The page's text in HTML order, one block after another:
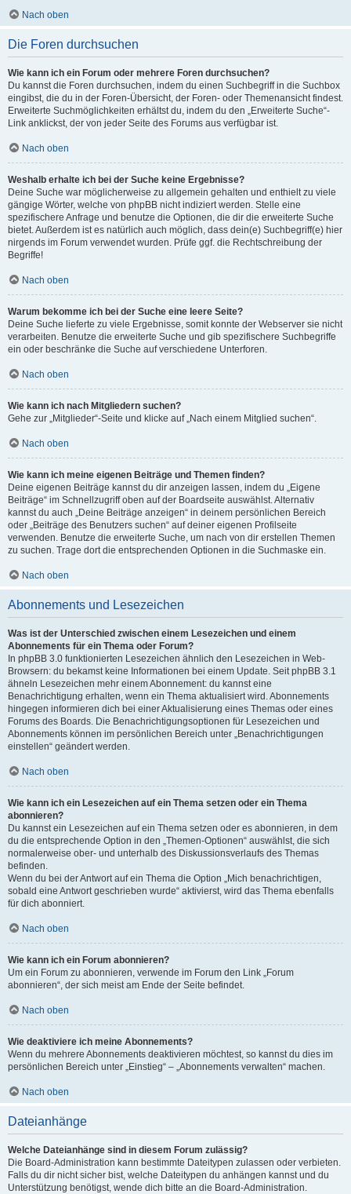
Nach oben
Die Foren durchsuchen
Wie kann ich ein Forum oder mehrere Foren durchsuchen?
Du kannst die Foren durchsuchen, indem du einen Suchbegriff in die Suchbox
eingibst, die du in der Foren-Übersicht, der Foren- oder Themenansicht findest.
Erweiterte Suchmöglichkeiten erhältst du, indem du den „Erweiterte Suche“-
Link anklickst, der von jeder Seite des Forums aus verfügbar ist.
Nach oben
Weshalb erhalte ich bei der Suche keine Ergebnisse?
Deine Suche war möglicherweise zu allgemein gehalten und enthielt zu viele
gängige Wörter, welche von phpBB nicht indiziert werden. Stelle eine
spezifischere Anfrage und benutze die Optionen, die dir die erweiterte Suche
bietet. Außerdem ist es natürlich auch möglich, dass dein(e) Suchbegriff(e) hier
nirgends im Forum verwendet wurden. Prüfe ggf. die Rechtschreibung der
Begriffe!
Nach oben
Warum bekomme ich bei der Suche eine leere Seite?
Deine Suche lieferte zu viele Ergebnisse, somit konnte der Webserver sie nicht
verarbeiten. Benutze die erweiterte Suche und gib spezifischere Suchbegriffe
ein oder beschränke die Suche auf verschiedene Unterforen.
Nach oben
Wie kann ich nach Mitgliedern suchen?
Gehe zur „Mitglieder“-Seite und klicke auf „Nach einem Mitglied suchen“.
Nach oben
Wie kann ich meine eigenen Beiträge und Themen finden?
Deine eigenen Beiträge kannst du dir anzeigen lassen, indem du „Eigene
Beiträge“ im Schnellzugriff oben auf der Boardseite auswählst. Alternativ
kannst du auch „Deine Beiträge anzeigen“ in deinem persönlichen Bereich
oder „Beiträge des Benutzers suchen“ auf deiner eigenen Profilseite
verwenden. Benutze die erweiterte Suche, um nach von dir erstellen Themen
zu suchen. Trage dort die entsprechenden Optionen in die Suchmaske ein.
Nach oben
Abonnements und Lesezeichen
Was ist der Unterschied zwischen einem Lesezeichen und einem
Abonnements für ein Thema oder Forum?
In phpBB 3.0 funktionierten Lesezeichen ähnlich den Lesezeichen in Web-
Browsern: du bekamst keine Informationen bei einem Update. Seit phpBB 3.1
ähneln Lesezeichen mehr einem Abonnement: du kannst eine
Benachrichtigung erhalten, wenn ein Thema aktualisiert wird. Abonnements
hingegen informieren dich bei einer Aktualisierung eines Themas oder eines
Forums des Boards. Die Benachrichtigungsoptionen für Lesezeichen und
Abonnements können im persönlichen Bereich unter „Benachrichtigungen
einstellen“ geändert werden.
Nach oben
Wie kann ich ein Lesezeichen auf ein Thema setzen oder ein Thema
abonnieren?
Du kannst ein Lesezeichen auf ein Thema setzen oder es abonnieren, in dem
du die entsprechende Option in den „Themen-Optionen“ auswählst, die sich
normalerweise ober- und unterhalb des Diskussionsverlaufs des Themas
befinden.
Wenn du bei der Antwort auf ein Thema die Option „Mich benachrichtigen,
sobald eine Antwort geschrieben wurde“ aktivierst, wird das Thema ebenfalls
für dich abonniert.
Nach oben
Wie kann ich ein Forum abonnieren?
Um ein Forum zu abonnieren, verwende im Forum den Link „Forum
abonnieren“, der sich meist am Ende der Seite befindet.
Nach oben
Wie deaktiviere ich meine Abonnements?
Wenn du mehrere Abonnements deaktivieren möchtest, so kannst du dies im
persönlichen Bereich unter „Einstieg“ – „Abonnements verwalten“ machen.
Nach oben
Dateianhänge
Welche Dateianhänge sind in diesem Forum zulässig?
Die Board-Administration kann bestimmte Dateitypen zulassen oder verbieten.
Falls du dir nicht sicher bist, welche Dateitypen du anhängen kannst und du
Unterstützung benötigst, wende dich bitte an die Board-Administration.